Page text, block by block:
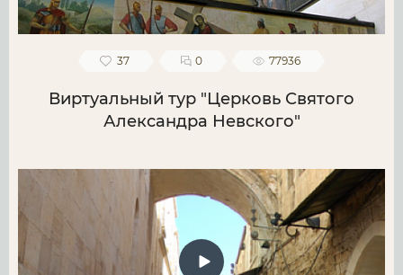
37 0 77936
Виртуальный тур "Церковь Святого
Александра Невского"